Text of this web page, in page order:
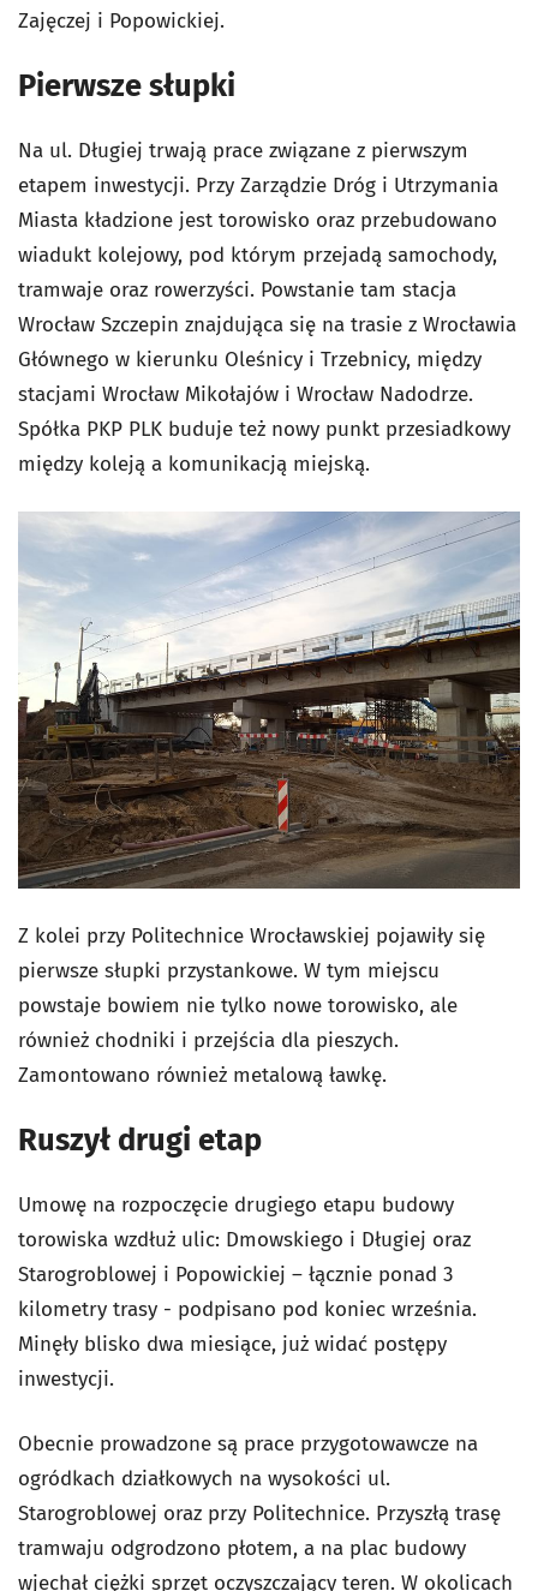
Zajęczej i Popowickiej.
Pierwsze słupki
Na ul. Długiej trwają prace związane z pierwszym
etapem inwestycji. Przy Zarządzie Dróg i Utrzymania
Miasta kładzione jest torowisko oraz przebudowano
wiadukt kolejowy, pod którym przejadą samochody,
tramwaje oraz rowerzyści. Powstanie tam stacja
Wrocław Szczepin znajdująca się na trasie z Wrocławia
Głównego w kierunku Oleśnicy i Trzebnicy, między
stacjami Wrocław Mikołajów i Wrocław Nadodrze.
Spółka PKP PLK buduje też nowy punkt przesiadkowy
między koleją a komunikacją miejską.
Z kolei przy Politechnice Wrocławskiej pojawiły się
pierwsze słupki przystankowe. W tym miejscu
powstaje bowiem nie tylko nowe torowisko, ale
również chodniki i przejścia dla pieszych.
Zamontowano również metalową ławkę.
Ruszył drugi etap
Umowę na rozpoczęcie drugiego etapu budowy
torowiska wzdłuż ulic: Dmowskiego i Długiej oraz
Starogroblowej i Popowickiej – łącznie ponad 3
kilometry trasy - podpisano pod koniec września.
Minęły blisko dwa miesiące, już widać postępy
inwestycji.
Obecnie prowadzone są prace przygotowawcze na
ogródkach działkowych na wysokości ul.
Starogroblowej oraz przy Politechnice. Przyszłą trasę
tramwaju odgrodzono płotem, a na plac budowy
wjechał ciężki sprzęt oczyszczający teren. W okolicach